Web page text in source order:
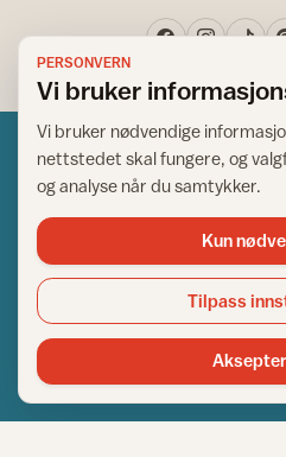
Norsk råd for
Copyright © 1995-2026.
Ansvarlig redaktør:
Utgiver: IFI - Norsk
PERSONVERN
Vi bruker
Vi bruker nødvendige
nettstedet skal fungere, og
og analyse når du samtykker.
Kun
Tilpass